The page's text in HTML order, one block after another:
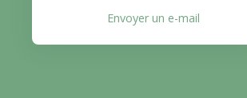
Envoyer un e-mail